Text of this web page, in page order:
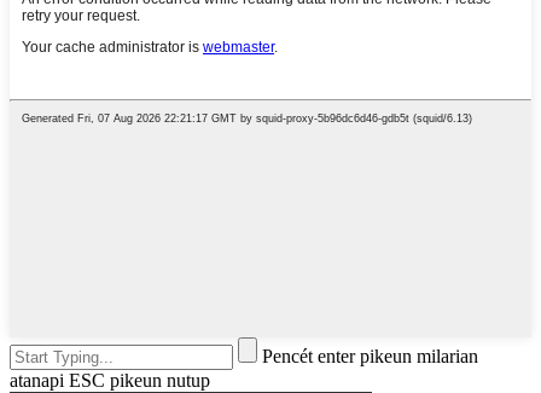
Pencét enter pikeun milarian
atanapi ESC pikeun nutup